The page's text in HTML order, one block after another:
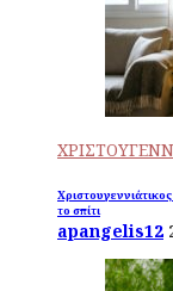
το σπίτι
apangelis12